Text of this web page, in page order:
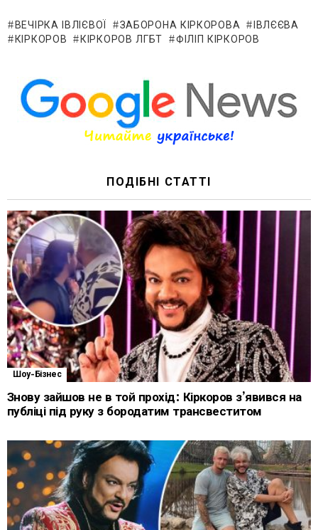
ВЕЧІРКА ІВЛІЄВОЇ ЗАБОРОНА КІРКОРОВА
ІВЛЄЄВА
КІРКОРОВ
КІРКОРОВ ЛГБТ ФІЛІП КІРКОРОВ
ПОДІБНІ СТАТТІ
Шоу-Бізнес
Знову зайшов не в той прохід: Кіркоров з’явився на
публіці під руку з бородатим трансвеститом